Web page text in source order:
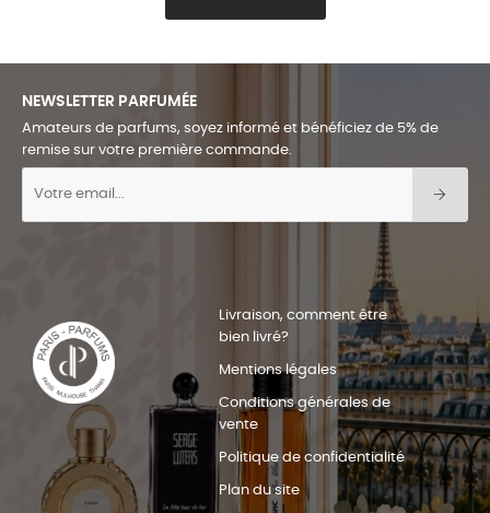
NEWSLETTER PARFUMÉE
Amateurs de parfums, soyez informé et bénéficiez de 5% de
remise sur votre première commande.
Livraison, comment être
bien livré?
Mentions légales
Conditions générales de
vente
Politique de confidentialité
Plan du site